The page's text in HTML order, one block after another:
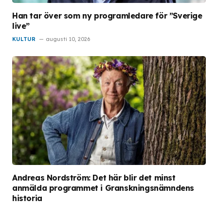
Han tar över som ny programledare för ”Sverige
live”
KULTUR augusti 10, 2026
Andreas Nordström: Det här blir det minst
anmälda programmet i Granskningsnämndens
historia